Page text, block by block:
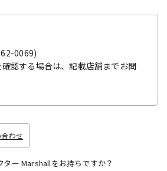
0069)
認する場合は、記載店舗までお問
わせ
ター Marshallをお持ちですか？